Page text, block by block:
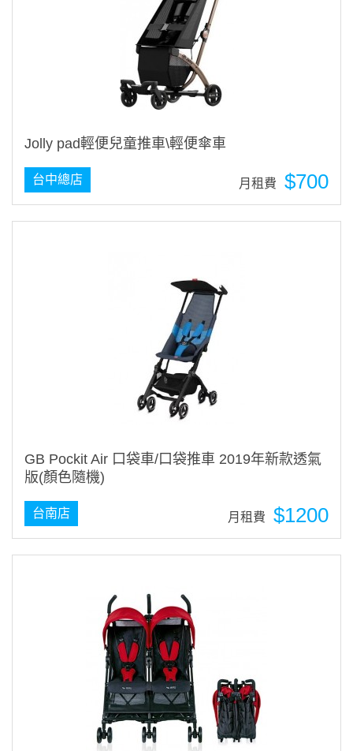
Jolly pad輕便兒童推車\輕便傘車
$700
月租費
台中總店
GB Pockit Air 口袋車/口袋推車 2019年新款透氣
版(顏色隨機)
$1200
月租費
台南店